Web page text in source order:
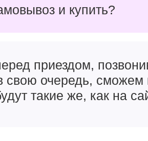
и купить?
приездом,
очередь, сможем
такие же, как на